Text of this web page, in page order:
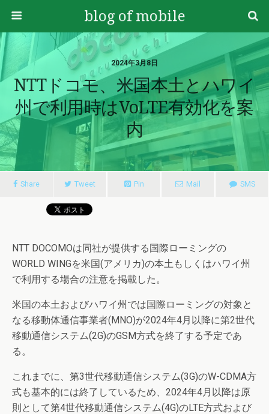
blog of mobile
2024年3月8日
NTTドコモ、米国本土とハワイ
州で利用時はVoLTE有効化を案
内
Share Tweet Pin Mail SMS
NTT DOCOMOは同社が提供する国際ローミングの
WORLD WINGを米国(アメリカ)の本土もしくはハワイ州
で利用する場合の注意を掲載した。
米国の本土およびハワイ州では国際ローミングの対象と
なる移動体通信事業者(MNO)が2024年4月以降に第2世代
移動通信システム(2G)のGSM方式を終了する予定であ
る。
これまでに、第3世代移動通信システム(3G)のW-CDMA方
式も基本的には終了しているため、2024年4月以降は原
則として第4世代移動通信システム(4G)のLTE方式および